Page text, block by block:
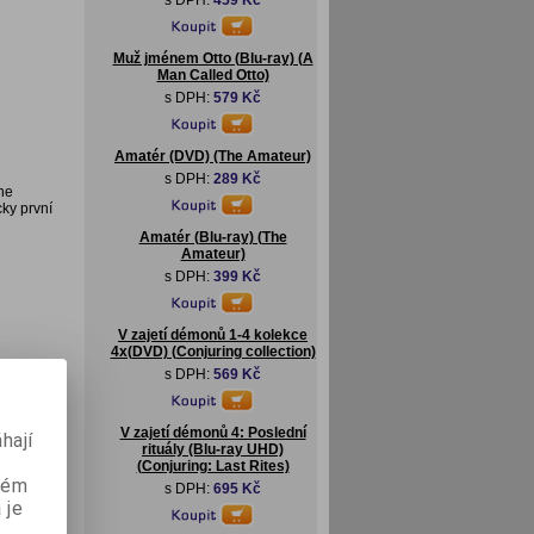
první
Muž jménem Otto (Blu-ray) (A
Man Called Otto)
s DPH: 579 Kč
Amatér (DVD) (The Amateur)
s DPH: 289 Kč
Amatér (Blu-ray) (The
Amateur)
s DPH: 399 Kč
V zajetí démonů 1-4 kolekce
4x(DVD) (Conjuring collection)
s DPH: 569 Kč
V zajetí démonů 4: Poslední
rituály (Blu-ray UHD)
(Conjuring: Last Rites)
s DPH: 695 Kč
je